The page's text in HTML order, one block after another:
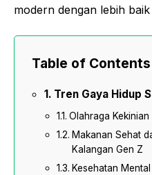
modern dengan lebih
Table of Contents
Tren Gaya Hidup
Olahraga
Makanan Sehat
Kalangan Gen Z
Kesehatan